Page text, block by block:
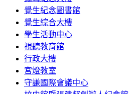
覺生紀念圖書館
覺生綜合大樓
學生活動中心
視聽教育館
行政大樓
宮燈教室
守謙國際會議中心